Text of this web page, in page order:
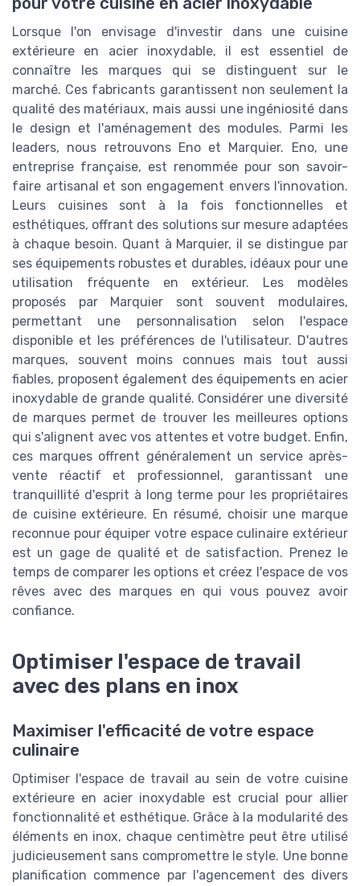
Lorsque l'on envisage d'investir dans une cuisine
extérieure en acier inoxydable, il est essentiel de
connaître les marques qui se distinguent sur le
marché. Ces fabricants garantissent non seulement la
qualité des matériaux, mais aussi une ingéniosité dans
le design et l'aménagement des modules. Parmi les
leaders, nous retrouvons Eno et Marquier. Eno, une
entreprise française, est renommée pour son savoir-
faire artisanal et son engagement envers l'innovation.
Leurs cuisines sont à la fois fonctionnelles et
esthétiques, offrant des solutions sur mesure adaptées
à chaque besoin. Quant à Marquier, il se distingue par
ses équipements robustes et durables, idéaux pour une
utilisation fréquente en extérieur. Les modèles
proposés par Marquier sont souvent modulaires,
permettant une personnalisation selon l'espace
disponible et les préférences de l'utilisateur. D'autres
marques, souvent moins connues mais tout aussi
fiables, proposent également des équipements en acier
inoxydable de grande qualité. Considérer une diversité
de marques permet de trouver les meilleures options
qui s'alignent avec vos attentes et votre budget. Enfin,
ces marques offrent généralement un service après-
vente réactif et professionnel, garantissant une
tranquillité d'esprit à long terme pour les propriétaires
de cuisine extérieure. En résumé, choisir une marque
reconnue pour équiper votre espace culinaire extérieur
est un gage de qualité et de satisfaction. Prenez le
temps de comparer les options et créez l'espace de vos
rêves avec des marques en qui vous pouvez avoir
confiance.
Optimiser l'espace de travail
avec des plans en inox
Maximiser l'efficacité de votre espace
culinaire
Optimiser l'espace de travail au sein de votre cuisine
extérieure en acier inoxydable est crucial pour allier
fonctionnalité et esthétique. Grâce à la modularité des
éléments en inox, chaque centimètre peut être utilisé
judicieusement sans compromettre le style. Une bonne
planification commence par l'agencement des divers